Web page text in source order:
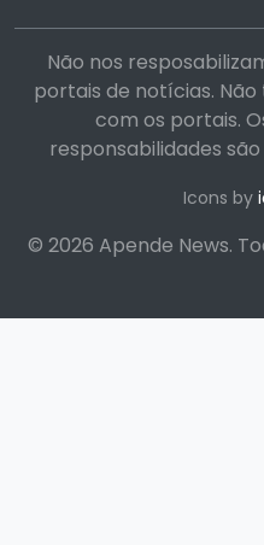
Não nos
portais de notícias.
com os portais.
responsabilidades
Icons by
© 2026 Apende News.